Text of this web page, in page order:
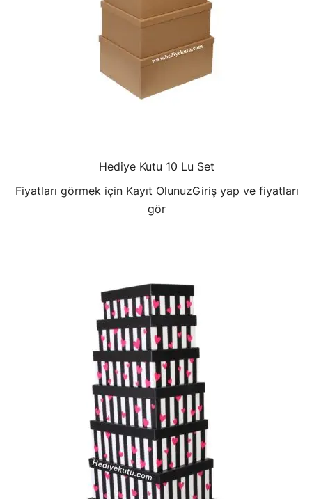
Hediye Kutu 10 Lu Set
Fiyatları görmek için Kayıt OlunuzGiriş yap ve fiyatları
gör